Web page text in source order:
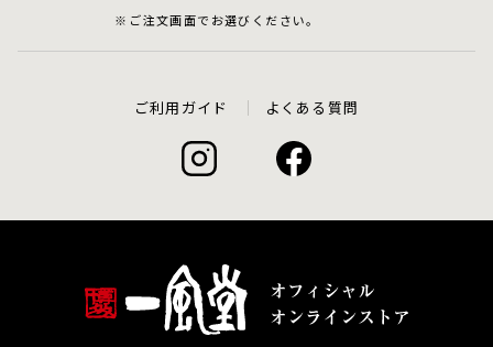
ご注文画面でお選びください。
ご利用ガイド よくある質問